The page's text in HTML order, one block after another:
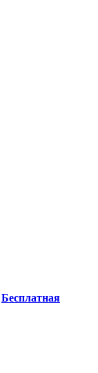
Бесплатная